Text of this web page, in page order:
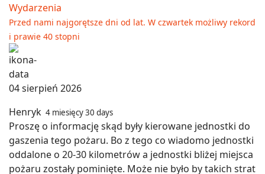
Wydarzenia
Przed nami najgorętsze dni od lat. W czwartek możliwy rekord
i prawie 40 stopni
04 sierpień 2026
Henryk 4 miesięcy 30 days
Proszę o informację skąd były kierowane jednostki do
gaszenia tego pożaru. Bo z tego co wiadomo jednostki
oddalone o 20-30 kilometrów a jednostki bliżej miejsca
pożaru zostały pominięte. Może nie było by takich strat